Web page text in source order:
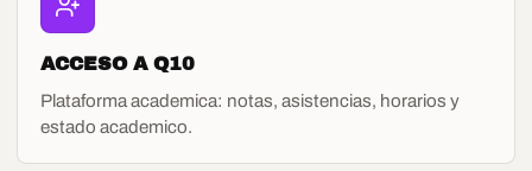
ACCESO A Q10
Plataforma academica: notas, asistencias, horarios y
estado academico.